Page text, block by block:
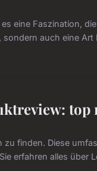
eine Faszination,
auch eine Art
top
finden. Diese
erfahren alles über